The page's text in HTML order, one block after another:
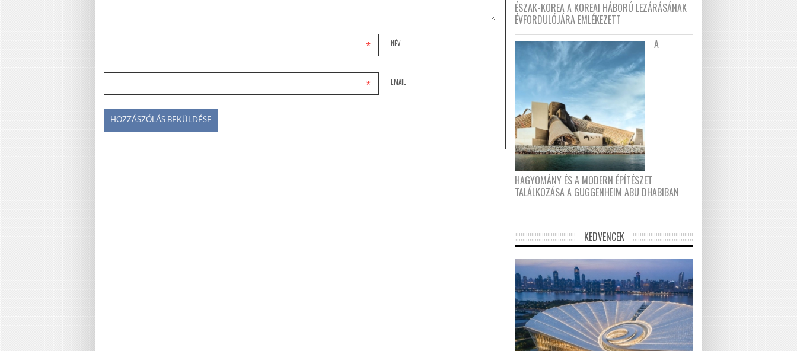
NÉV
*
EMAIL
*
ÉSZAK-KOREA A KOREAI HÁBORÚ LEZÁRÁSÁNAK
ÉVFORDULÓJÁRA EMLÉKEZETT
A
HAGYOMÁNY ÉS A MODERN ÉPÍTÉSZET
TALÁLKOZÁSA A GUGGENHEIM ABU DHABIBAN
KEDVENCEK